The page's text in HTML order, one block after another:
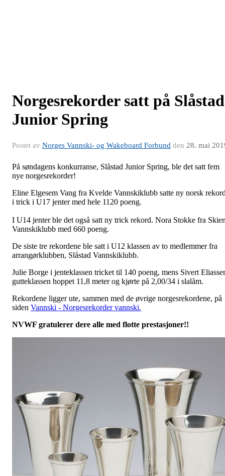
Norgesrekorder satt på Slåstad
Junior Spring
Postet av Norges Vannski- og Wakeboard Forbund den 28. mai
På søndagens konkurranse, Slåstad Junior Spring, ble det satt fem
nye norgesrekorder!
Eline Elgesem Vang fra Kvelde Vannskiklubb satte ny norsk
i trick i U17 jenter med hele 1120 poeng.
I U14 jenter ble det også satt ny trick rekord. Nora Stokke fra
Vannskiklubb med 660 poeng.
De siste tre rekordene ble satt i U12 klassen av to medlemmer fra
arrangørklubben, Slåstad Vannskiklubb.
Julie Borge i jenteklassen tricket til 140 poeng, mens Sivert
gutteklassen hoppet 11,8 meter og kjørte på 2,00/34 i slalåm.
Rekordene ligger ute, sammen med de øvrige norgesrekordene, på
siden Vannski - Norgesrekorder vannski.
NVWF gratulerer dere alle med flotte prestasjoner!!